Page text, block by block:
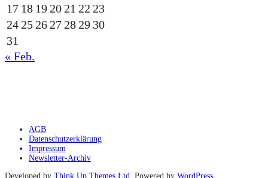
17 18 19 20 21 22 23
24 25 26 27 28 29 30
31
« Feb.
AGB
Datenschutzerklärung
Impressum
Newsletter-Archiv
Developed by Think Up Themes Ltd . Powered by WordPress